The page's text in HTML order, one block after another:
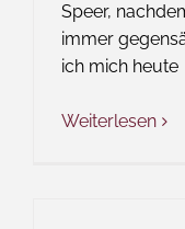
Speer,
immer
ich mich heute
Weiterlesen